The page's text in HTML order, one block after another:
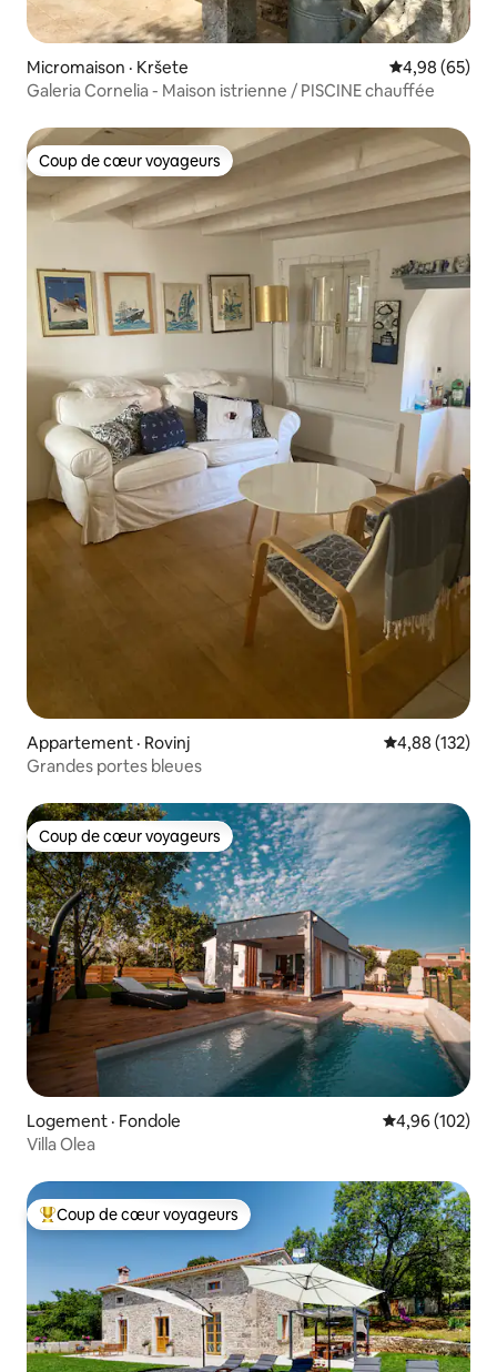
Micromaison · Kršete Note
4,98 (65)
Galeria Cornelia - Maison istrienne / PISCINE chauffée
Coup de cœur voyageurs
Coup de cœur voyageurs
Appartement · Rovinj Note
4,88 (132)
Grandes portes bleues
Coup de cœur voyageurs
Coup de cœur voyageurs
Logement · Fondole Note
4,96 (102)
Villa Olea
Coup de cœur voyageurs parmi les plus aimés
Coup de cœur voyageurs